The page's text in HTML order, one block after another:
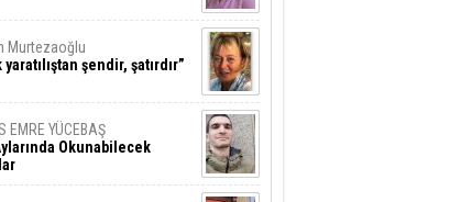
Murtezaoğlu
yaratılıştan şendir, şatırdır”
EMRE YÜCEBAŞ
Okunabilecek